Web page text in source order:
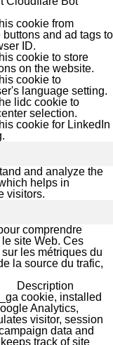
cookie from
buttons and ad tags to
ID.
cookie to store
on the website.
cookie to
language setting.
lidc cookie to
selection.
cookie for LinkedIn
and analyze the
helps in
visitors.
comprendre
site Web. Ces
les métriques du
la source du trafic,
Description
cookie, installed
Analytics,
visitor, session
data and
track of site